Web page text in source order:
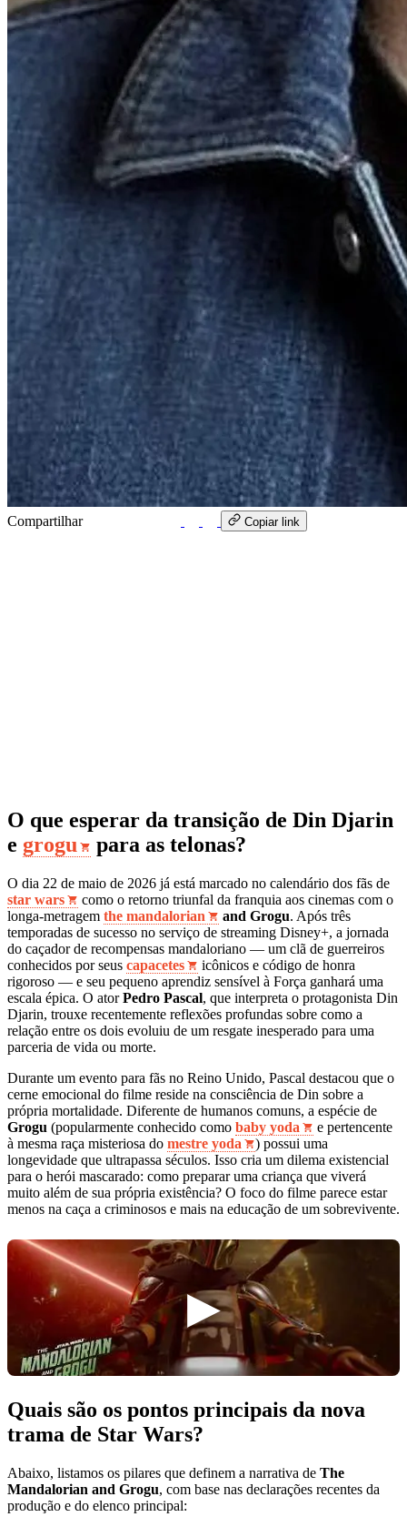
Compartilhar Copiar link
O que esperar da transição de Din Djarin
e grogu para as telonas?
O dia 22 de maio de 2026 já está marcado no calendário dos fãs de
star wars
como o retorno triunfal da franquia aos cinemas com o
longa-metragem the mandalorian and Grogu. Após três
temporadas de sucesso no serviço de streaming Disney+, a jornada
do caçador de recompensas mandaloriano — um clã de guerreiros
conhecidos por seus capacetes
icônicos e código de honra
rigoroso — e seu pequeno aprendiz sensível à Força ganhará uma
escala épica. O atorPedro Pascal, que interpreta o protagonista Din
Djarin, trouxe recentemente reflexões profundas sobre como a
relação entre os dois evoluiu de um resgate inesperado para uma
parceria de vida ou morte.
Durante um evento para fãs no Reino Unido, Pascal destacou que o
cerne emocional do filme reside na consciência de Din sobre a
própria mortalidade. Diferente de humanos comuns, a espécie de
Grogu (popularmente conhecido como baby yoda
e pertencente
à mesma raça misteriosa do mestre yoda
) possui uma
longevidade que ultrapassa séculos. Isso cria um dilema existencial
para o herói mascarado: como preparar uma criança que viverá
muito além de sua própria existência? O foco do filme parece estar
menos na caça a criminosos e mais na educação de um sobrevivente.
Quais são os pontos principais da nova
trama de Star Wars?
Abaixo, listamos os pilares que definem a narrativa de The
Mandalorian and Grogu, com base nas declarações recentes da
produção e do elenco principal: